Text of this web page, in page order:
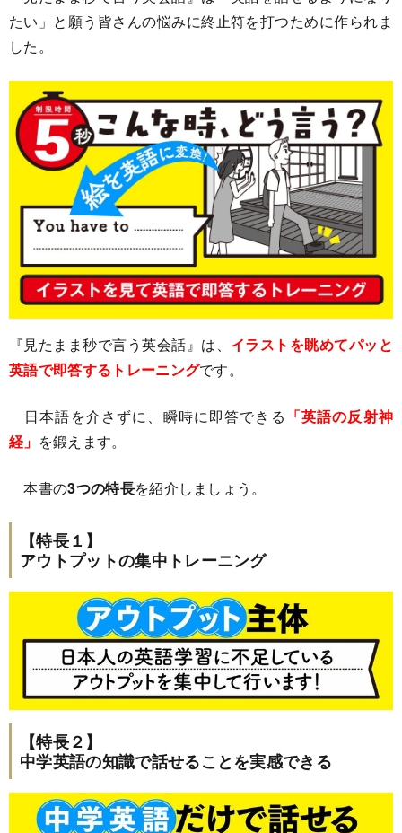
たい」と願う皆さんの悩みに終止符を打つために作られま
した。
『見たまま秒で言う英会話』は、 イラストを眺めてパッと
英語で即答するトレーニングです。
日本語を介さずに、瞬時に即答できる 「英語の反射神
経」 を鍛えます。
本書の3つの特長を紹介しましょう。
【特長１】
アウトプットの集中トレーニング
【特長２】
中学英語の知識で話せることを実感できる